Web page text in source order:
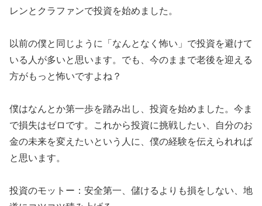
レンとクラファンで投資を始めました。
以前の僕と同じように「なんとなく怖い」で投資を避けて
いる人が多いと思います。でも、今のままで老後を迎える
方がもっと怖いですよね？
僕はなんとか第一歩を踏み出し、投資を始めました。今ま
で損失はゼロです。これから投資に挑戦したい、自分のお
金の未来を変えたいという人に、僕の経験を伝えられれば
と思います。
投資のモットー：安全第一、儲けるよりも損をしない、地